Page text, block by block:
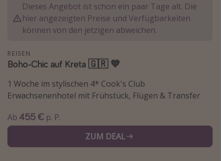
Reisethemen
Städtereisen
Wellnessurlaub
Kurzurlaub
Dieses Angebot ist schon ein paar Tage alt. Die
hier angezeigten Preise und Verfügbarkeiten
können von den jetzigen abweichen.
REISEN
Boho-Chic auf Kreta 🇬🇷 💙
1 Woche im stylischen 4* Cook's Club
Erwachsenenhotel mit Frühstück, Flügen & Transfer
Ab 455 € p. P.
ZUM DEAL